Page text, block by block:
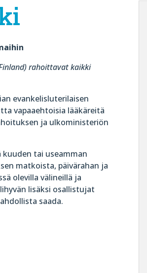
rahoittavat kaikki
evankelisluterilaisen
vapaaehtoisia lääkäreitä
ja ulkoministeriön
tai useamman
matkoista, päivärahan ja
olevilla välineillä ja
lisäksi osallistujat
saada.